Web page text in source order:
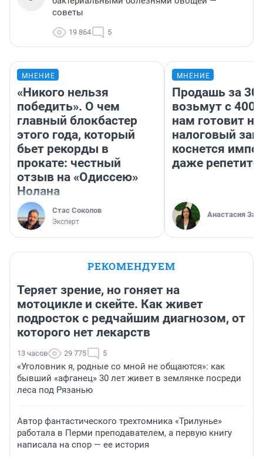
советы
19 864 5
МНЕНИЕ
«Никого нельзя
победить». О чем
главный блокбастер
этого года, который
бьет рекорды в
прокате: честный
отзыв на «Одиссею»
Нолана
Стас Соколов
Эксперт
МНЕНИЕ
Продашь за
возьмут с
нам готовит
налоговый
коснется
даже
Анастасия
РЕКОМЕНДУЕМ
Теряет зрение, но гоняет на
мотоцикле и скейте. Как живет
подросток с редчайшим диагнозом, от
которого нет лекарств
13 часов 29 775 5
«Уголовник я, родные со мной не общаются»: как
бывший «афганец» 30 лет живет в землянке посреди
леса под Рязанью
Автор фантастического трехтомника «Трилунье»
работала в Перми преподавателем, а первую книгу
написала на спор — ее история